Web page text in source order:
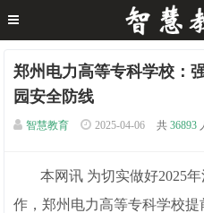
郑州电力高等专科学校：
园安全防线
智慧教育 2025-04-06 共 36893
本网讯 为切实做好2025
作，郑州电力高等专科学校